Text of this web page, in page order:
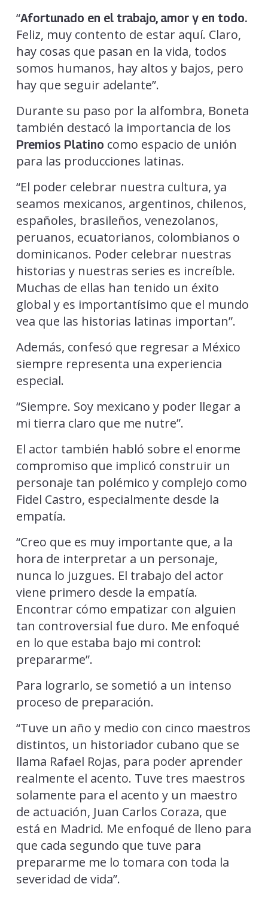
“Afortunado en el trabajo, amor y en todo.
Feliz, muy contento de estar aquí. Claro,
hay cosas que pasan en la vida, todos
somos humanos, hay altos y bajos, pero
hay que seguir adelante”.
Durante su paso por la alfombra, Boneta
también destacó la importancia de los
Premios Platino como espacio de unión
para las producciones latinas.
“El poder celebrar nuestra cultura, ya
seamos mexicanos, argentinos, chilenos,
españoles, brasileños, venezolanos,
peruanos, ecuatorianos, colombianos o
dominicanos. Poder celebrar nuestras
historias y nuestras series es increíble.
Muchas de ellas han tenido un éxito
global y es importantísimo que el mundo
vea que las historias latinas importan”.
Además, confesó que regresar a México
siempre representa una experiencia
especial.
“Siempre. Soy mexicano y poder llegar a
mi tierra claro que me nutre”.
El actor también habló sobre el enorme
compromiso que implicó construir un
personaje tan polémico y complejo como
Fidel Castro, especialmente desde la
empatía.
“Creo que es muy importante que, a la
hora de interpretar a un personaje,
nunca lo juzgues. El trabajo del actor
viene primero desde la empatía.
Encontrar cómo empatizar con alguien
tan controversial fue duro. Me enfoqué
en lo que estaba bajo mi control:
prepararme”.
Para lograrlo, se sometió a un intenso
proceso de preparación.
“Tuve un año y medio con cinco maestros
distintos, un historiador cubano que se
llama Rafael Rojas, para poder aprender
realmente el acento. Tuve tres maestros
solamente para el acento y un maestro
de actuación, Juan Carlos Coraza, que
está en Madrid. Me enfoqué de lleno para
que cada segundo que tuve para
prepararme me lo tomara con toda la
severidad de vida”.